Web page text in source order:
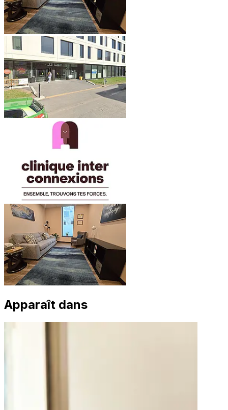
Apparaît dans